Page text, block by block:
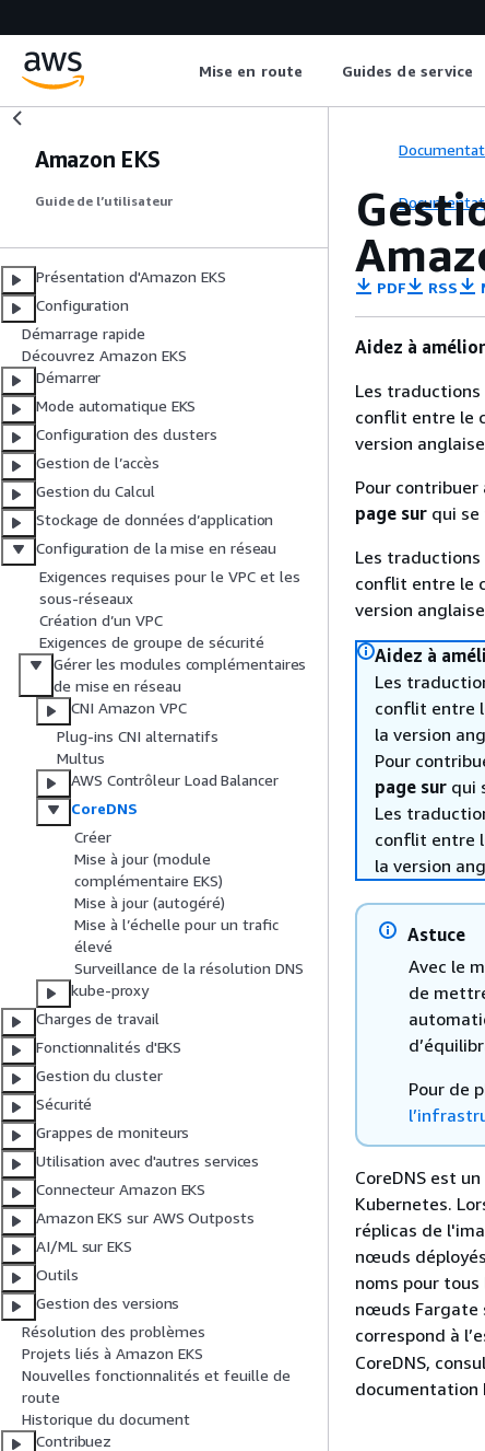
Mise en route Guides de service
Amazon EKS
Guide de l’utilisateur
Présentation d'Amazon EKS
Configuration
Démarrage rapide
Découvrez Amazon EKS
Démarrer
Mode automatique EKS
Configuration des clusters
Gestion de l’accès
Gestion du Calcul
Stockage de données d’application
Configuration de la mise en réseau
Exigences requises pour le VPC et les
sous-réseaux
Création d’un VPC
Exigences de groupe de sécurité
Gérer les modules complémentaires
de mise en réseau
CNI Amazon VPC
Plug-ins CNI alternatifs
Multus
AWS Contrôleur Load Balancer
CoreDNS
Créer
Mise à jour (module
complémentaire EKS)
Mise à jour (autogéré)
Mise à l’échelle pour un trafic
élevé
Surveillance de la résolution DNS
kube-proxy
Charges de travail
Fonctionnalités d'EKS
Gestion du cluster
Sécurité
Grappes de moniteurs
Utilisation avec d'autres services
Connecteur Amazon EKS
Amazon EKS sur AWS Outposts
AI/ML sur EKS
Outils
Gestion des versions
Résolution des problèmes
Projets liés à Amazon EKS
Nouvelles fonctionnalités et feuille de
route
Historique du document
Contribuez
PDF RSS
Aidez à
Les
conflit entre le
version
Pour
page sur qui
Les
conflit entre le
version
Aidez à
Les
conflit entre
la version
Pour
page sur qui
Les
conflit entre
la version
Astuce
Avec le
de
Pour de
CoreDNS est
Kubernetes.
réplicas de
nœuds
noms pour tous
nœuds Fargate
correspond à
CoreDNS,
documentation